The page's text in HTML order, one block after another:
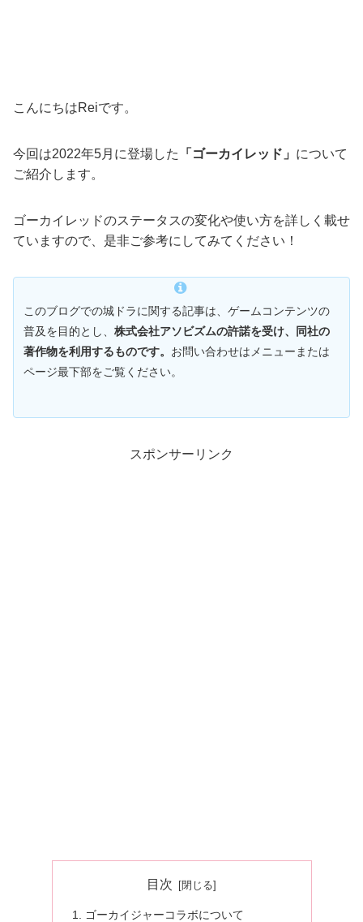
こんにちはReiです。
今回は2022年5月に登場した 「ゴーカイレッド」 について
ご紹介します。
ゴーカイレッドのステータスの変化や使い方を詳しく載せ
ていますので、是非ご参考にしてみてください！
このブログでの城ドラに関する記事は、ゲームコンテンツの
普及を目的とし、 株式会社アソビズムの許諾を受け、同社の
著作物を利用するものです。 お問い合わせはメニューまたは
ページ最下部をご覧ください。
スポンサーリンク
目次
ゴーカイジャーコラボについて